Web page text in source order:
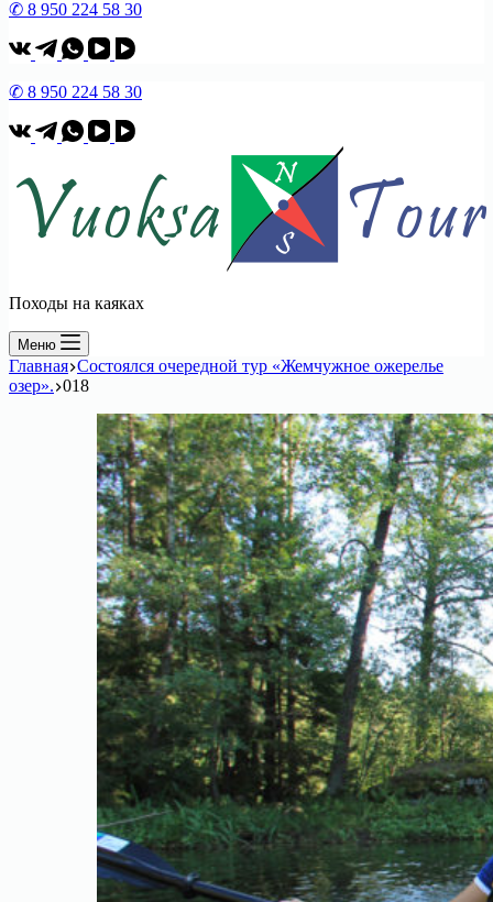
✆ 8 950 224 58 30
✆ 8 950 224 58 30
Походы на каяках
Меню
Главная Состоялся очередной тур «Жемчужное ожерелье
озер». 018